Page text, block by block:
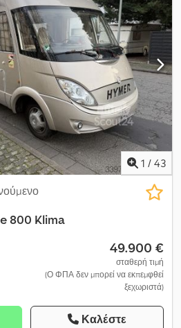
1 / 43
800 Klima
49.900 €
σταθερή τιμή
(Ο ΦΠΑ δεν μπορεί να εκπεμφθεί
ξεχωριστά)
Καλέστε